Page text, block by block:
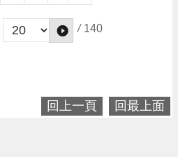
/ 140
回上一頁 回最上面